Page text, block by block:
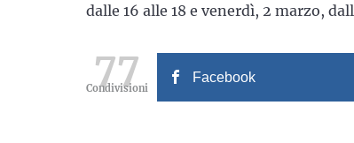
dalle 16 alle 18 e venerdì, 2 marzo,
77
Condivisioni
Facebook